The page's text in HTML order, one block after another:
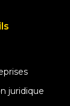
juridique